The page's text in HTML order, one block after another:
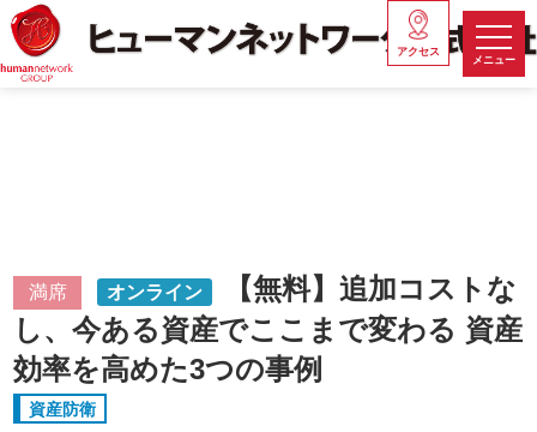
メニュー
アクセス
満席 オンライン
【無料】追加コストな
し、今ある資産でここまで変わる 資産
効率を高めた3つの事例
資産防衛